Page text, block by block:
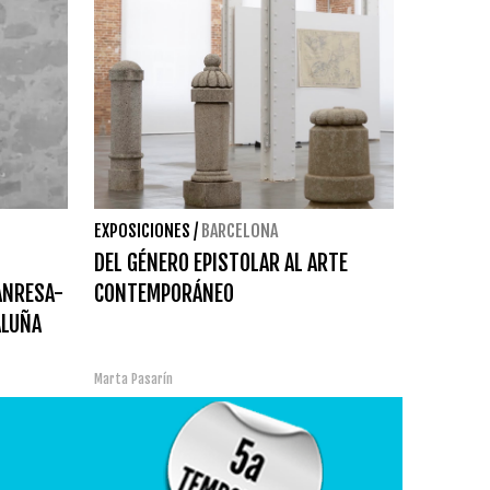
EXPOSICIONES / BARCELONA
DEL GÉNERO EPISTOLAR AL ARTE
CONTEMPORÁNEO
Marta Pasarín